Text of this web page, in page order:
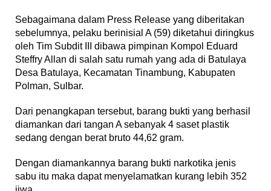
Sebagaimana dalam Press Release yang diberitakan
sebelumnya, pelaku berinisial A (59) diketahui diringkus
oleh Tim Subdit III dibawa pimpinan Kompol Eduard
Steffry Allan di salah satu rumah yang ada di Batulaya
Desa Batulaya, Kecamatan Tinambung, Kabupaten
Polman, Sulbar.
Dari penangkapan tersebut, barang bukti yang berhasil
diamankan dari tangan A sebanyak 4 saset plastik
sedang dengan berat bruto 44,62 gram.
Dengan diamankannya barang bukti narkotika jenis
sabu itu maka dapat menyelamatkan kurang lebih 352